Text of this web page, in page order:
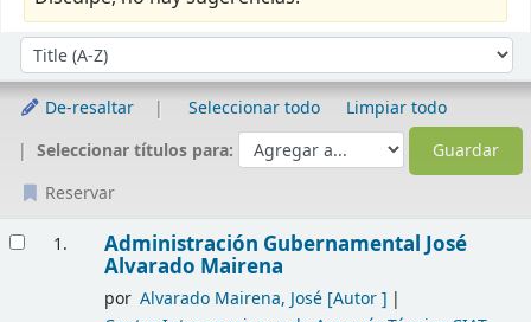
Ordenar por:
De-resaltar Seleccionar todo
Limpiar todo
Seleccionar títulos para:
Reservar
1. Administración GubernamentalJosé
Alvarado Mairena
por Alvarado Mairena, José[Autor ]